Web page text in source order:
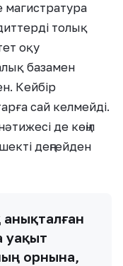
толық
оқу
базамен
Кейбір
сай келмейді.
де көңіл
деңгейден
уақыт
орнына,